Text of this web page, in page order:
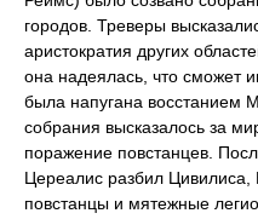
городов. Треверы
аристократия других
она надеялась, что сможет
была напугана восстанием
собрания высказалось за
поражение повстанцев.
Цереалис разбил Цивилиса,
повстанцы и мятежные